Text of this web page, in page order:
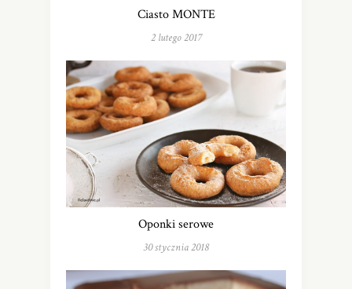
Ciasto MONTE
2 lutego 2017
Oponki serowe
30 stycznia 2018